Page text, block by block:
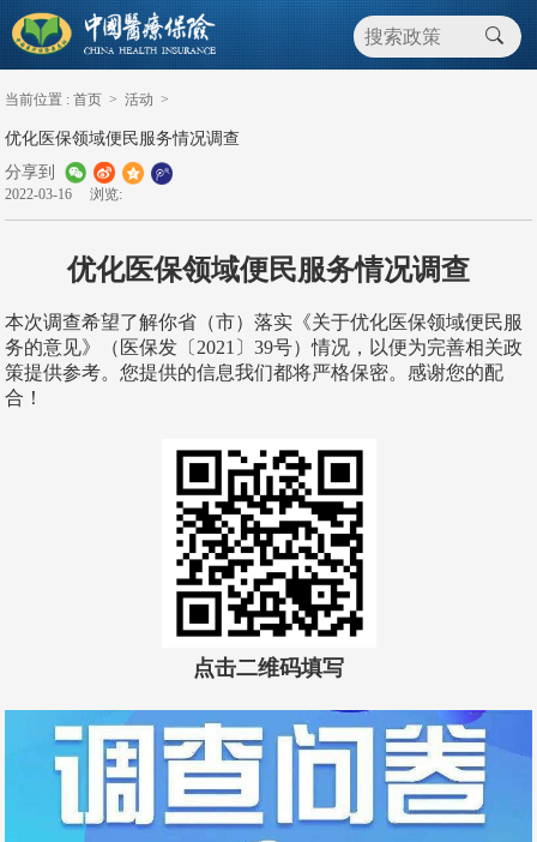
当前位置 : 首页 > 活动 >
优化医保领域便民服务情况调查
分享到
2022-03-16 浏览:
优化医保领域便民服务情况调查
本次调查希望了解你省（市）落实《关于优化医保领域便民服
务的意见》（医保发〔2021〕39号）情况，以便为完善相关政
策提供参考。您提供的信息我们都将严格保密。感谢您的配
合！
点击二维码填写